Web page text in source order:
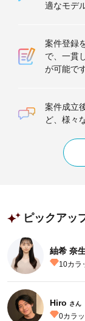
適なモデ
案件登録
で、一貫
が可能です
案件成立
ど、様々
ピックアッ
紬希 奈生
10カラ
Hiro さん
0カラ